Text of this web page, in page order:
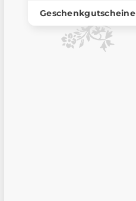
Geschenkgutscheine